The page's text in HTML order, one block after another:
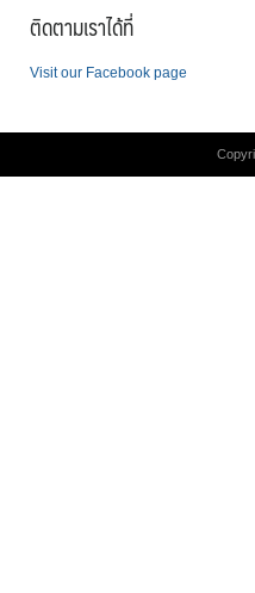
ติดตามเราได้ที่
Visit our Facebook page